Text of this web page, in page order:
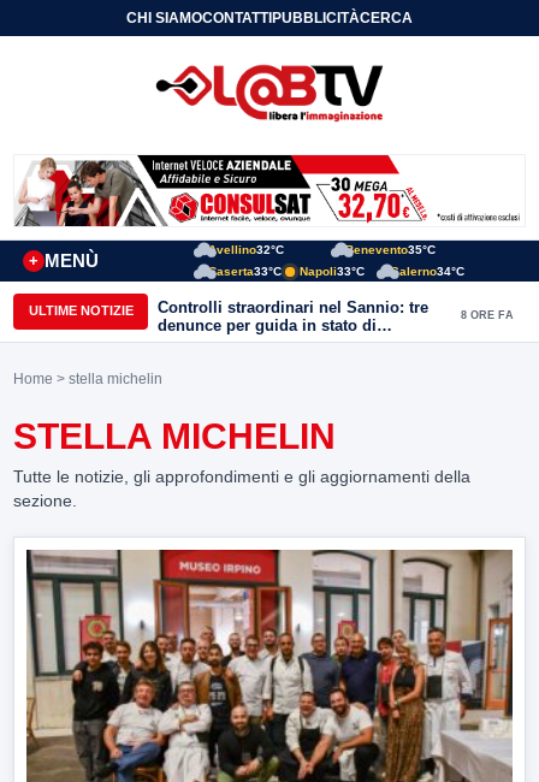
CHI SIAMOCONTATTIPUBBLICITÀCERCA
MENÙ
+
Avellino32°C Benevento35°C
Caserta33°C Napoli33°C Salerno34°C
ULTIME NOTIZIE
Controlli straordinari nel Sannio: tre
denunce per guida in stato di
ebbrezza, un arresto e 1.500 kg di
8 ORE FA
Home > stella michelin
STELLA MICHELIN
Tutte le notizie, gli approfondimenti e gli aggiornamenti della
sezione.